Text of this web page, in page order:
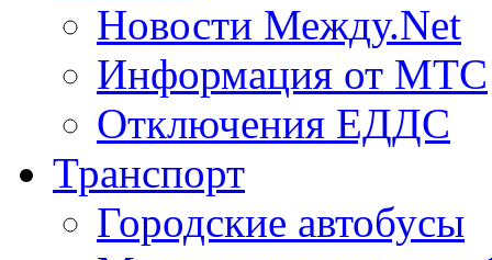
Новости Между.Net
Информация от МТС
Отключения ЕДДС
Транспорт
Городские автобусы